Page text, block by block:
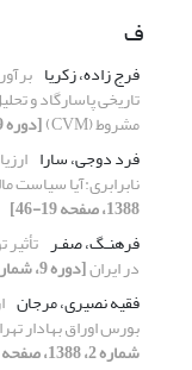
ف
فرج زاده، زکریا
تاریخی پاسارگاد و
مشروط (CVM)
[دوره 9، شماره 4، 1388]
فرد دوجی، سارا
نابرابری:آیا سیاست
1388، صفحه 19-46]
فرهنـگ، صفـر
در ایران[دوره 9، شماره 4، 1388، صفحه 1-21]
فقیه نصیری، مرجان
بورس اوراق بهادار
شماره 2، 1388، صفحه 103-122]